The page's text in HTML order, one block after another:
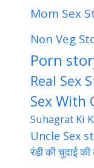
Mom Sex
Non Veg
Porn
Real Sex
Sex With
Suhagrat Ki
Uncle Sex
रंडी की चुदाई की